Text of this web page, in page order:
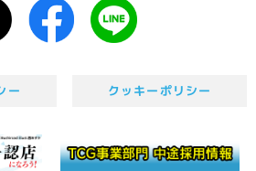
ー クッキーポリシー